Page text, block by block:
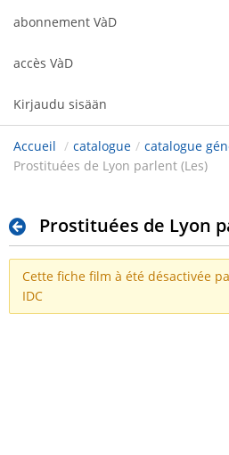
abonnement VàD
accès VàD
Kirjaudu sisään
Accueil / catalogue / catalogue
Prostituées de Lyon parlent (Les)
Prostituées de Lyon
Cette fiche film à été désactivée
IDC